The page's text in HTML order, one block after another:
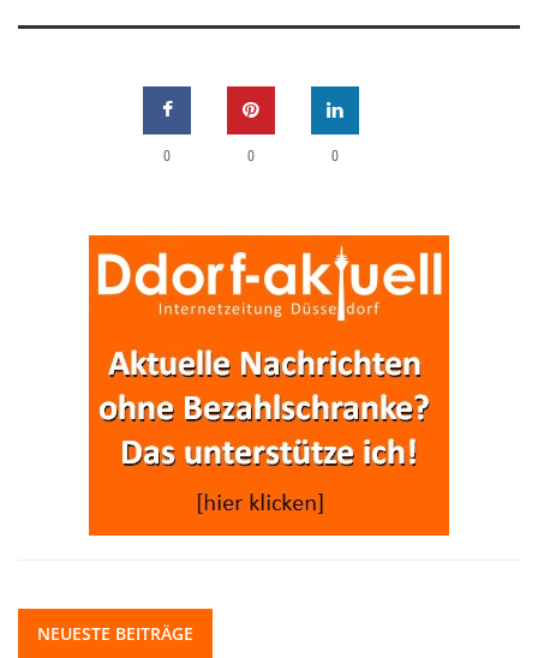
0 0 0
NEUESTE BEITRÄGE